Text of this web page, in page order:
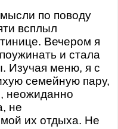
по поводу
всплыл
Вечером я
и стала
Изучая меню, я с
семейную пару,
неожиданно
не
их отдыха. Не